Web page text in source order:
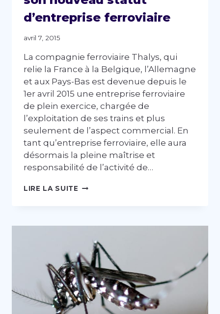
d’entreprise ferroviaire
avril 7, 2015
La compagnie ferroviaire Thalys, qui
relie la France à la Belgique, l’Allemagne
et aux Pays-Bas est devenue depuis le
1er avril 2015 une entreprise ferroviaire
de plein exercice, chargée de
l’exploitation de ses trains et plus
seulement de l’aspect commercial. En
tant qu’entreprise ferroviaire, elle aura
désormais la pleine maîtrise et
responsabilité de l’activité de…
LIRE LA SUITE THALYS
POUR
DANS
SON
NOUVEAU
STATUT
D’ENTREPRISE
FERROVIAIRE